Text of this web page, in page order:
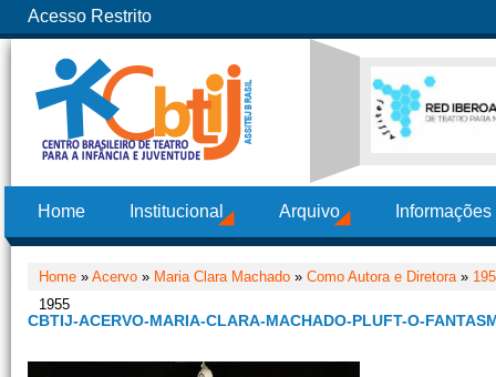
Acesso Restrito
Home Institucional Arquivo
Home » Acervo » Maria Clara Machado » Como Autora e Diretora»
1955
CBTIJ-ACERVO-MARIA-CLARA-MACHADO-PLUFT-O-